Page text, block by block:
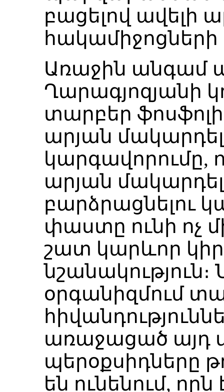
բացելով ավելի
հակամիջոցների
Առաջին անգամ
Ղարագյոզյանի
տարբեր
արյան
կարգավորումը,
արյան
բարձրացնելու
փաստը ունի ոչ
շատ կարևոր
նշանակություն։
օրգանիզմում
առաջացած այդ
պերօքսիդները
են ունենում, որն